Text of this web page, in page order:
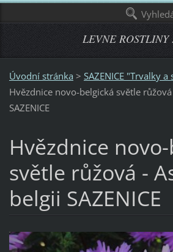
LEVNE ROSTLINY
Úvodní stránka > SAZENICE "Trvalky
Hvězdnice novo-belgická světle
SAZENICE
Hvězdnice
světle růžová -
belgii SAZENICE